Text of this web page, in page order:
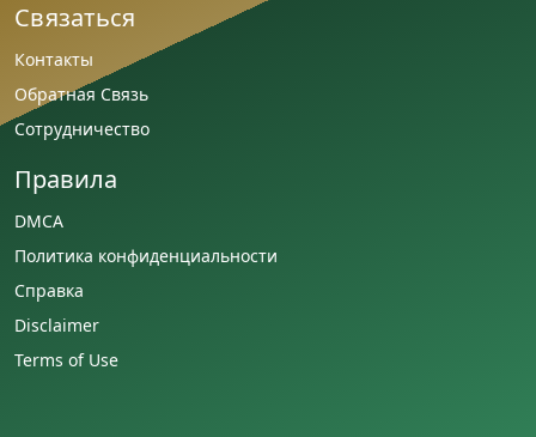
Связаться
Контакты
Обратная Связь
Сотрудничество
Правила
DMCA
Политика конфиденциальности
Справка
Disclaimer
Terms of Use